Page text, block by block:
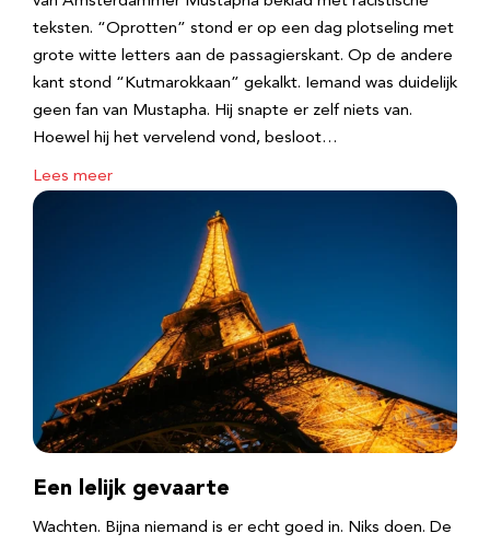
teksten. “Oprotten” stond er op een dag plotseling met
grote witte letters aan de passagierskant. Op de andere
kant stond “Kutmarokkaan” gekalkt. Iemand was duidelijk
geen fan van Mustapha. Hij snapte er zelf niets van.
Hoewel hij het vervelend vond, besloot…
Lees meer
Een lelijk gevaarte
Wachten. Bijna niemand is er echt goed in. Niks doen. De